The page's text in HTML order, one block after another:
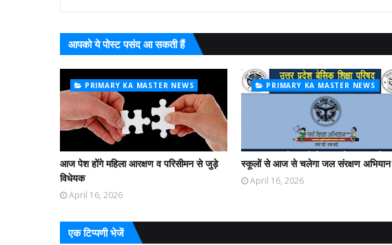
आपको ये पोस्ट पसंद आ सकती हैं
PRIMARY KA MASTER NEWS
आज पेश होंगे महिला आरक्षण व परिसीमन से जुड़े
विधेयक
April 16, 2026
PRIMARY KA MASTER NEWS
स्कूलों से आज से चलेगा जल संरक्षण अभियान
April 16, 2026
एक टिप्पणी भेजें